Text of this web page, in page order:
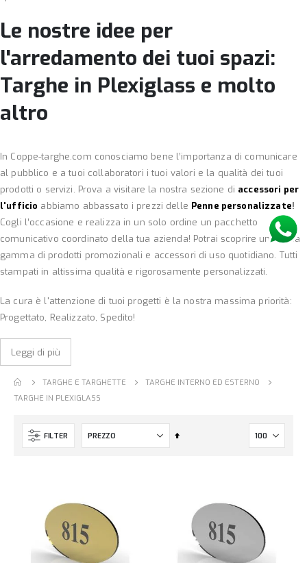
Le nostre idee per
l'arredamento dei tuoi spazi:
Targhe in Plexiglass e molto
altro
In Coppe-targhe.com conosciamo bene l’importanza di comunicare
al pubblico e a tuoi collaboratori i tuoi valori e la qualità dei tuoi
prodotti o servizi. Prova a visitare la nostra sezione di accessori per
l'ufficio abbiamo abbassato i prezzi delle Penne personalizzate!
Cogli l’occasione e realizza in un solo ordine un pacchetto
comunicativo coordinato della tua azienda! Potrai scoprire un’ampia
gamma di prodotti promozionali e accessori di uso quotidiano. Tutti
stampati in altissima qualità e rigorosamente personalizzati.
La cura è l'attenzione di tuoi progetti è la nostra massima priorità:
Progettato, Realizzato, Spedito!
Leggi di più
TARGHE E TARGHETTE
TARGHE INTERNO ED ESTERNO
TARGHE IN PLEXIGLASS
FILTER
Imposta